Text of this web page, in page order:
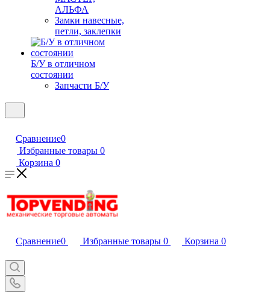
АЛЬФА
Замки навесные,
петли, заклепки
Б/У в отличном
состоянии
Запчасти Б/У
Сравнение0
Избранные товары 0
Корзина 0
Сравнение0 Избранные товары 0 Корзина 0